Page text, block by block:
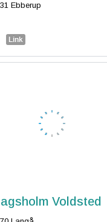
Ebberup
Link
Voldsted